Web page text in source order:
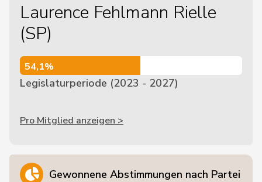
Laurence Fehlmann Rielle
(SP)
54,1%
54,1%
Legislaturperiode (2023 - 2027)
Pro Mitglied anzeigen >
Gewonnene Abstimmungen nach Partei